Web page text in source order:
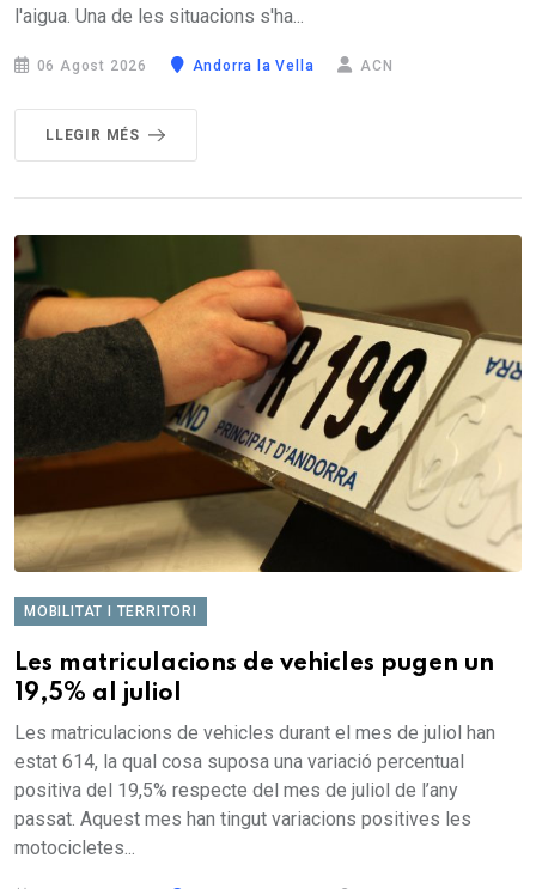
l'aigua. Una de les situacions s'ha...
06 Agost 2026 Andorra la Vella ACN
LLEGIR MÉS
MOBILITAT I TERRITORI
Les matriculacions de vehicles pugen un
19,5% al juliol
Les matriculacions de vehicles durant el mes de juliol han
estat 614, la qual cosa suposa una variació percentual
positiva del 19,5% respecte del mes de juliol de l’any
passat. Aquest mes han tingut variacions positives les
motocicletes...